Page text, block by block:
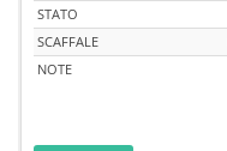
STATO
SCAFFALE
NOTE